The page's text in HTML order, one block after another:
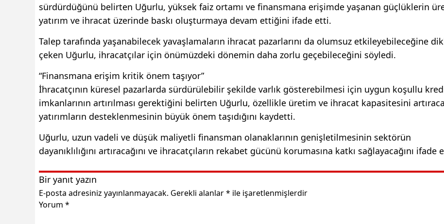
sürdürdüğünü belirten Uğurlu, yüksek faiz ortamı ve finansmana erişimde yaşanan güçlüklerin
yatırım ve ihracat üzerinde baskı oluşturmaya devam ettiğini ifade etti.
Talep tarafında yaşanabilecek yavaşlamaların ihracat pazarlarını da olumsuz etkileyebileceğine
çeken Uğurlu, ihracatçılar için önümüzdeki dönemin daha zorlu geçebileceğini söyledi.
“Finansmana erişim kritik önem taşıyor”
İhracatçının küresel pazarlarda sürdürülebilir şekilde varlık gösterebilmesi için uygun koşullu
imkanlarının artırılması gerektiğini belirten Uğurlu, özellikle üretim ve ihracat kapasitesini
yatırımların desteklenmesinin büyük önem taşıdığını kaydetti.
Uğurlu, uzun vadeli ve düşük maliyetli finansman olanaklarının genişletilmesinin sektörün
dayanıklılığını artıracağını ve ihracatçıların rekabet gücünü korumasına katkı sağlayacağını ifade
Bir yanıt yazın
E-posta adresiniz yayınlanmayacak. Gerekli alanlar* ile işaretlenmişlerdir
Yorum *